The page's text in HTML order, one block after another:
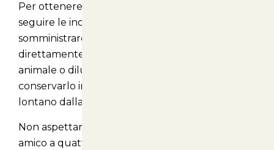
Per ottenere i migliori risultati, si consiglia di
seguire le indicazioni di utilizzo. Puoi
somministrare il biostimolante algale
direttamente nell'alimentazione del tuo
animale o diluirlo in acqua. Assicurati di
conservarlo in un luogo fresco e asciutto,
lontano dalla luce diretta del sole.
Non aspettare oltre per migliorare la vita del tuo
amico a quattro zampe. Scegli il nostro